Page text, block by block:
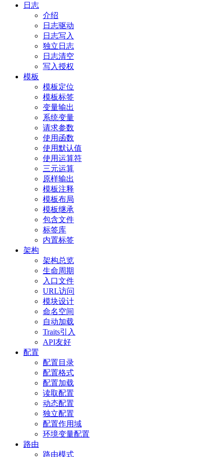
日志
介绍
日志驱动
日志写入
独立日志
日志清空
写入授权
模板
模板定位
模板标签
变量输出
系统变量
请求参数
使用函数
使用默认值
使用运算符
三元运算
原样输出
模板注释
模板布局
模板继承
包含文件
标签库
内置标签
架构
架构总览
生命周期
入口文件
URL访问
模块设计
命名空间
自动加载
Traits引入
API友好
配置
配置目录
配置格式
配置加载
读取配置
动态配置
独立配置
配置作用域
环境变量配置
路由
路由模式